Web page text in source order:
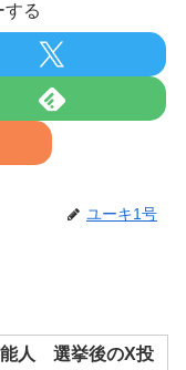
する
ユーキ1号
能人 選挙後のX投